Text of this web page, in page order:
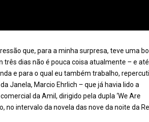
que, para a minha surpresa, teve uma
dias não é pouca coisa atualmente – e até
e para o qual eu também trabalho,
Janela, Marcio Ehrlich – que já havia lido a
da Amil, dirigido pela dupla ‘We Are
no intervalo da novela das nove da noite da